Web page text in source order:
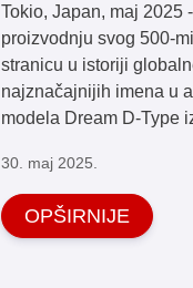
Tokio, Japan, maj 2025
proizvodnju svog 500-
stranicu u istoriji
najznačajnijih imena u
modela Dream D-Type
30. maj 2025.
OPŠIRNIJE